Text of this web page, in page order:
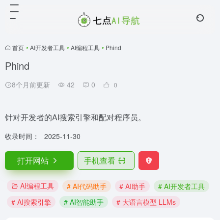
首页 • AI开发者工具 • AI编程工具 • Phind
Phind
8个月前更新 42 0 0
针对开发者的AI搜索引擎和配对程序员。
收录时间： 2025-11-30
打开网站 手机查看
AI编程工具 # AI代码助手 # AI助手
# AI开发者工具
# AI搜索引擎
# AI智能助手 # 大语言模型 LLMs